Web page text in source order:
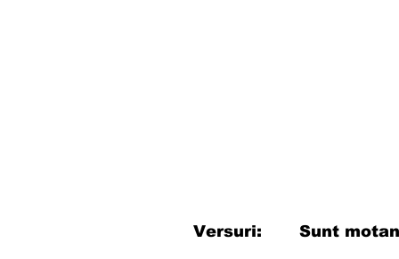
Versuri: Sunt